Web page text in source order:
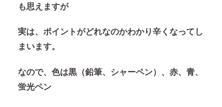
も思えますが
実は、ポイントがどれなのかわかり辛くなってし
まいます。
なので、色は黒（鉛筆、シャーペン）、赤、青、
蛍光ペン